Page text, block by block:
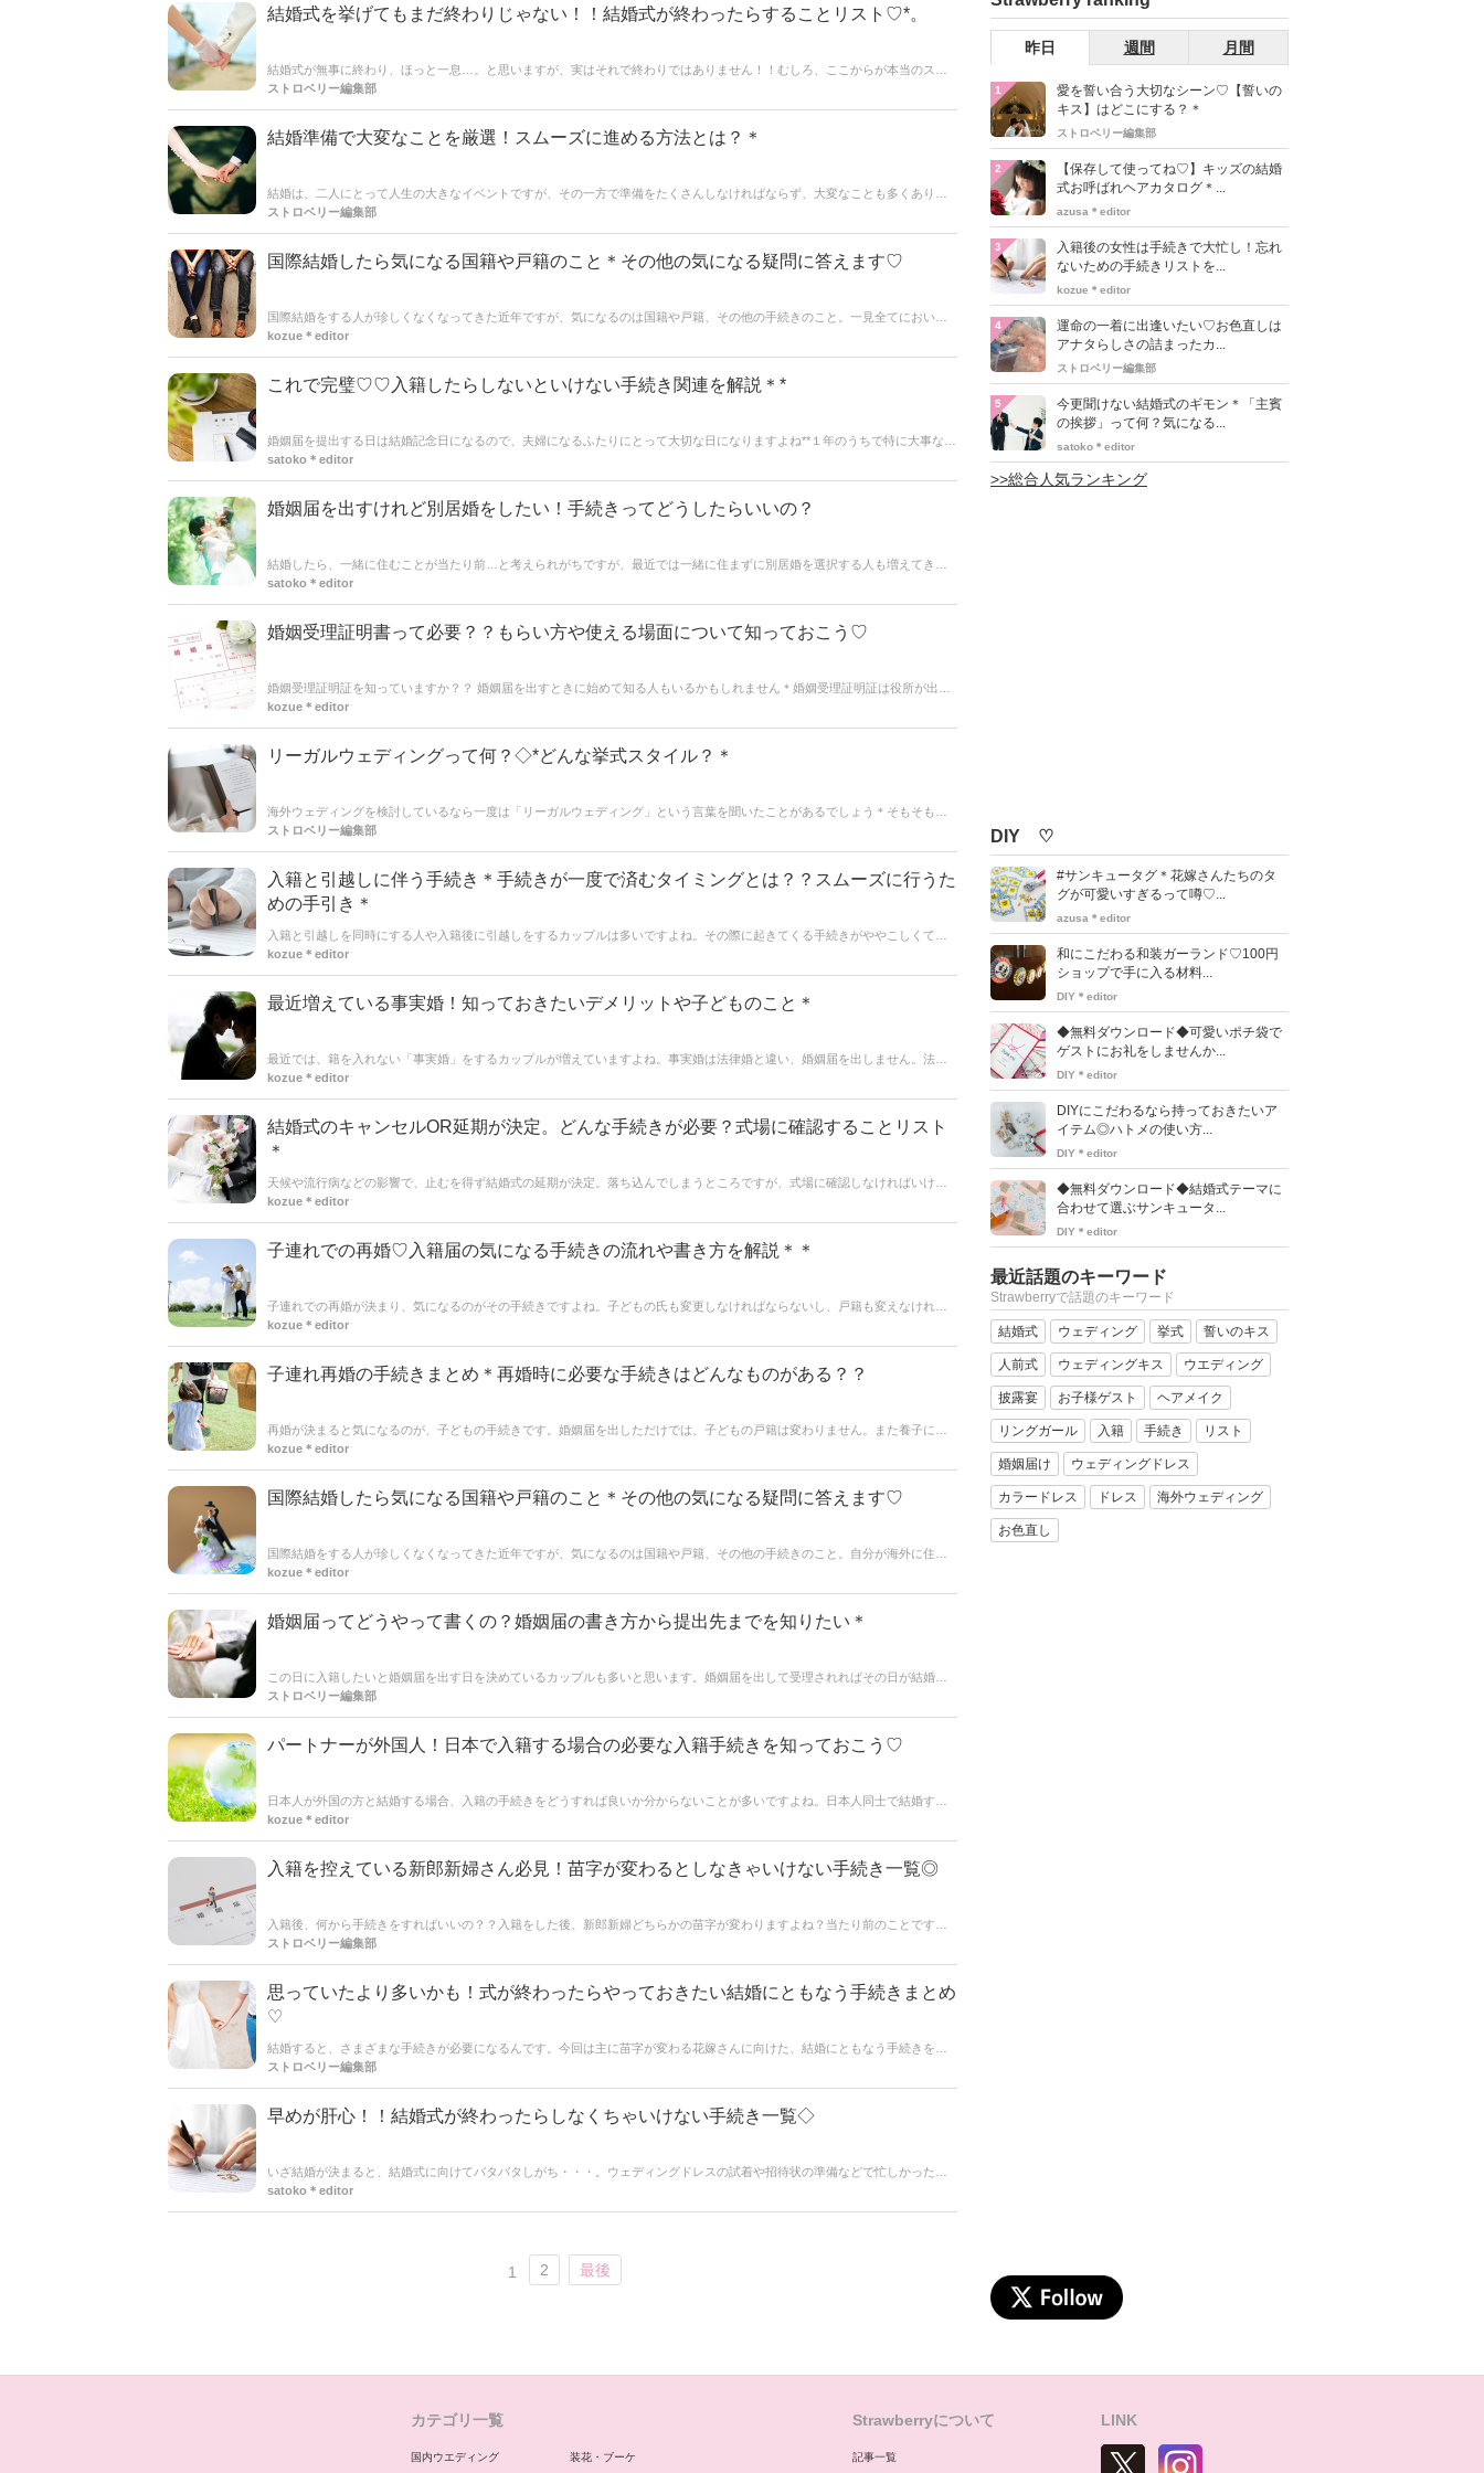
結婚式を挙げてもまだ終わりじゃない！！結婚式が終わったらすることリスト♡*。
結婚式が無事に終わり、ほっと一息…。と思いますが、実はそれで終わりではありません！！むしろ、ここからが本当のスタ
ート。新婚生活をスムーズに始めるためには、結婚式後にもやるべきことがたくさんあります＊*そこで今回の記事では、結婚
ストロベリー編集部
結婚準備で大変なことを厳選！スムーズに進める方法とは？＊
結婚は、二人にとって人生の大きなイベントですが、その一方で準備をたくさんしなければならず、大変なことも多くありま
す。
ストロベリー編集部
国際結婚したら気になる国籍や戸籍のこと＊その他の気になる疑問に答えます♡
国際結婚をする人が珍しくなくなってきた近年ですが、気になるのは国籍や戸籍、その他の手続きのこと。一見全てにおいて
手続きが必要そうですが、実はそうでもありません。 手続きが必要な場合とそうでない場合があるのでご紹介します。
kozue＊editor
これで完璧♡♡入籍したらしないといけない手続き関連を解説＊*
婚姻届を提出する日は結婚記念日になるので、夫婦になるふたりにとって大切な日になりますよね**１年のうちで特に大事な記
念日には変わりないですが、女性の場合は苗字が変わる人が多いのでその後の手続きがとっても大変！！今回の記事では入籍
satoko＊editor
婚姻届を出すけれど別居婚をしたい！手続きってどうしたらいいの？
結婚したら、一緒に住むことが当たり前…と考えられがちですが、最近では一緒に住まずに別居婚を選択する人も増えてきて
いるようです。入籍はしたけれど、仕事の都合でしばらく別居…という人など向けに、今回の記事では別居婚をするときの手
satoko＊editor
婚姻受理証明書って必要？？もらい方や使える場面について知っておこう♡
婚姻受理証明証を知っていますか？？ 婚姻届を出すときに始めて知る人もいるかもしれません＊婚姻受理証明証は役所が出し
てくれる公的な証明証で、2人が夫婦であることを証明してくれる書類です。必要になる人もいれば必要のない人も。どんな場
kozue＊editor
リーガルウェディングって何？◇*どんな挙式スタイル？＊
海外ウェディングを検討しているなら一度は「リーガルウェディング」という言葉を聞いたことがあるでしょう＊そもそもリ
ーガルウェディングとは何か知っていますか？今回はリーガルウェディングとは何か、また必要な手続きとメリットデメリッ
ストロベリー編集部
入籍と引越しに伴う手続き＊手続きが一度で済むタイミングとは？？スムーズに行うた
めの手引き＊
入籍と引越しを同時にする人や入籍後に引越しをするカップルは多いですよね。その際に起きてくる手続きがややこしくて、
面倒に思ってしまう、手続きがスムーズにいかないという人も多いのではないでしょうか。この記事では、そんな手間のかか
kozue＊editor
最近増えている事実婚！知っておきたいデメリットや子どものこと＊
最近では、籍を入れない「事実婚」をするカップルが増えていますよね。事実婚は法律婚と違い、婚姻届を出しません。法律
的には夫婦と認められませんが、2人の意思で夫婦となるのが事実婚です。そんな事実婚の魅力や知っておきたいデメリット、
kozue＊editor
結婚式のキャンセルOR延期が決定。どんな手続きが必要？式場に確認することリスト
＊
天候や流行病などの影響で、止むを得ず結婚式の延期が決定。落ち込んでしまうところですが、式場に確認しなければいけな
いことはたくさんあります。またどんな手続きをしなければいけないのか、必要な準備は何か、ゲストへの配慮など気になる
kozue＊editor
子連れでの再婚♡入籍届の気になる手続きの流れや書き方を解説＊＊
子連れでの再婚が決まり、気になるのがその手続きですよね。子どもの氏も変更しなければならないし、戸籍も変えなければ
ならないし…と初めてのことで悩む人は多いはず。この記事では子ども戸籍を再婚相手の戸籍に入れるときに必要な「入籍
kozue＊editor
子連れ再婚の手続きまとめ＊再婚時に必要な手続きはどんなものがある？？
再婚が決まると気になるのが、子どもの手続きです。婚姻届を出しただけでは、子どもの戸籍は変わりません。また養子にす
るかしないかでも手続きが変わってきます。ややこしそうな手続きですが、分かりやすいように必要な手続きをまとめました
kozue＊editor
国際結婚したら気になる国籍や戸籍のこと＊その他の気になる疑問に答えます♡
国際結婚をする人が珍しくなくなってきた近年ですが、気になるのは国籍や戸籍、その他の手続きのこと。自分が海外に住む
場合、パートナーが日本に住む場合、生まれてくる子どものことなどはどうなるのでしょうか？一見全てにおいて手続きが必
kozue＊editor
婚姻届ってどうやって書くの？婚姻届の書き方から提出先までを知りたい＊
この日に入籍したいと婚姻届を出す日を決めているカップルも多いと思います。婚姻届を出して受理されればその日が結婚記
念日となりますが、間違いがあれば戻されてしまうので受理日がずれてしまうケースも…。今回は婚姻届の基本ご紹介させて
ストロベリー編集部
パートナーが外国人！日本で入籍する場合の必要な入籍手続きを知っておこう♡
日本人が外国の方と結婚する場合、入籍の手続きをどうすれば良いか分からないことが多いですよね。日本人同士で結婚する
場合と違って必要な書類も多くなるため、前もって準備をしておくことがとても重要です。この記事では、国際結婚にあたっ
kozue＊editor
入籍を控えている新郎新婦さん必見！苗字が変わるとしなきゃいけない手続き一覧◎
入籍後、何から手続きをすればいいの？？入籍をした後、新郎新婦どちらかの苗字が変わりますよね？当たり前のことです
が、姓が変わるとしなければならない手続きがたくさんあります！「しなければいけない手続きや、やることはなんとなくわ
ストロベリー編集部
思っていたより多いかも！式が終わったらやっておきたい結婚にともなう手続きまとめ
♡
結婚すると、さまざまな手続きが必要になるんです。今回は主に苗字が変わる花嫁さんに向けた、結婚にともなう手続きをま
とめてご紹介します。ぜひこの記事を参考に、必要なものを揃えたり順番を考えながら手続きを済ませてくださいね♪
ストロベリー編集部
早めが肝心！！結婚式が終わったらしなくちゃいけない手続き一覧◇
いざ結婚が決まると、結婚式に向けてバタバタしがち・・・。ウェディングドレスの試着や招待状の準備などで忙しかったり
するだけでなく、新しい土地での生活に慣れなかったり、ほんとうに大変なことだらけ！！でも、結婚式の準備などと並行し
satoko＊editor
1 2 最後
昨日 週間 月間
1
愛を誓い合う大切なシーン♡【誓いの
キス】はどこにする？＊
ストロベリー編集部
2
【保存して使ってね♡】キッズの結婚
式お呼ばれヘアカタログ＊...
azusa＊editor
3
入籍後の女性は手続きで大忙し！忘れ
ないための手続きリストを...
kozue＊editor
4
運命の一着に出逢いたい♡お色直しは
アナタらしさの詰まったカ...
ストロベリー編集部
5
今更聞けない結婚式のギモン＊「主賓
の挨拶」って何？気になる...
satoko＊editor
>>総合人気ランキング
DIY ♡
#サンキュータグ＊花嫁さんたちのタ
グが可愛いすぎるって噂♡...
azusa＊editor
和にこだわる和装ガーランド♡100円
ショップで手に入る材料...
DIY＊editor
◆無料ダウンロード◆可愛いポチ袋で
ゲストにお礼をしませんか...
DIY＊editor
DIYにこだわるなら持っておきたいア
イテム◎ハトメの使い方...
DIY＊editor
◆無料ダウンロード◆結婚式テーマに
合わせて選ぶサンキュータ...
DIY＊editor
最近話題のキーワード
Strawberryで話題のキーワード
結婚式 ウェディング 挙式 誓いのキス
人前式 ウェディングキス ウエディング
披露宴 お子様ゲスト ヘアメイク
リングガール 入籍 手続き リスト
婚姻届け ウェディングドレス
カラードレス ドレス 海外ウェディング
お色直し
カテゴリ一覧
国内ウエディング 装花・ブーケ
Strawberryについて
記事一覧
LINK